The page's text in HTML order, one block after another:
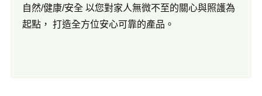
自然/健康/安全 以您對家人無微不至的關心與照護為
起點， 打造全方位安心可靠的產品。